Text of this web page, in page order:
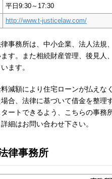
平日9:30～17:30
http://www.t-justicelaw.com/
事務所は、中小企業、法人法規
す。また相続財産管理、後見
ます。
減額により住宅ローンが払え
合、法律に基づいて借金を整理
ートできるよう、こちらの事務
細はお問い合わせ下さい。
律事務所